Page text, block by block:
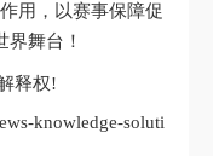
用，以赛事保障促
舞台！
释权!
knowledge-soluti